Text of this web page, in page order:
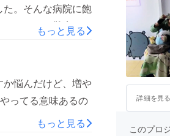
。そんな病院に飽
んどです…難病とい
悪い時は不安でし
だからあたしたち
…国が基準なんか
んなことありえま
対応出来るように
起こっていて、ほ
もっと見る
悩んだけど、増や
ってる意味あるの
もっと見る
詳細を見
このプロ